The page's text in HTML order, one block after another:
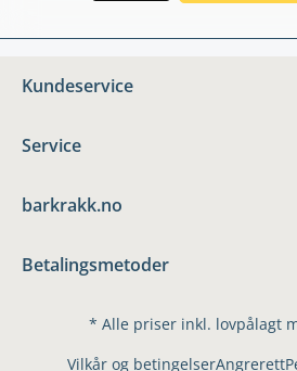
Kundeservice
Service
barkrakk.no
Betalingsmetoder
* Alle priser inkl. lovpålagt
Vilkår og betingelserAngrerett